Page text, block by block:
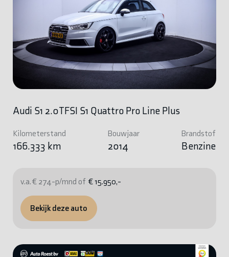
Audi S1 2.0TFSI S1 Quattro Pro Line Plus
Kilometerstand
166.333 km
Bouwjaar
2014
Brandstof
Benzine
v.a. € 274-p/mnd of € 15.950,-
Bekijk deze auto